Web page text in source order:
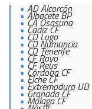
AD Alcorcón
Albacete BP
CA Osasuna
Cádiz CF
CD Lugo
CD Numancia
CD Tenerife
CF Rayo
CF Reus
Córdoba CF
Elche CF
Extremadura UD
Granada CF
Málaga CF